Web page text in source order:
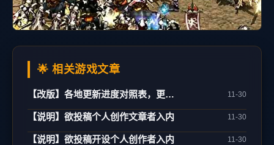
🌟 相关游戏文章
【改版】各地更新进度对照表，更新日期：02/21 11-30
【说明】欲投稿个人创作文章者入内 11-30
【说明】欲投稿开设个人创作者入内 11-30